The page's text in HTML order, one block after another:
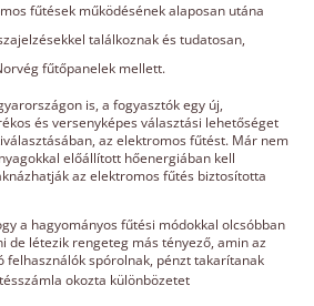
fűtések működésének alaposan utána
találkoznak és tudatosan,
fűtőpanelek mellett.
is, a fogyasztók egy új,
és versenyképes választási lehetőséget
az elektromos fűtést. Már nem
előállított hőenergiában kell
az elektromos fűtés biztosította
a hagyományos fűtési módokkal olcsóbban
de létezik rengeteg más tényező, amin az
felhasználók spórolnak, pénzt takarítanak
okozta különbözetet